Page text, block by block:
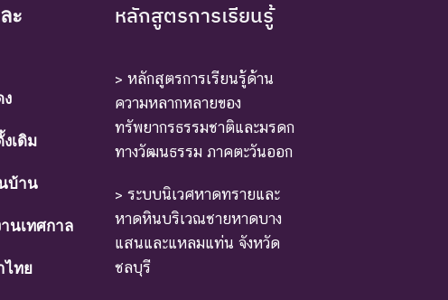
ปจากแหล่งที่มีการกระจายพันธุ์อยู่ ถ้าปัจจัยต่าง ๆ ที่
อันเป็นสาเหตุให้ชนิดพันธุ์นั้นสูญพันธุ์
ะ
เดิม
บ้าน
นเทศกาล
ทย
หลักสูตรการเรียนรู้
> หลักสูตรการเรียนรู้ด้าน
ความหลากหลายของ
ทรัพยากรธรรมชาติและมรดก
ทางวัฒนธรรม ภาคตะวันออก
> ระบบนิเวศหาดทรายและ
หาดหินบริเวณชายหาดบาง
แสนและแหลมแท่น จังหวัด
ชลบุรี